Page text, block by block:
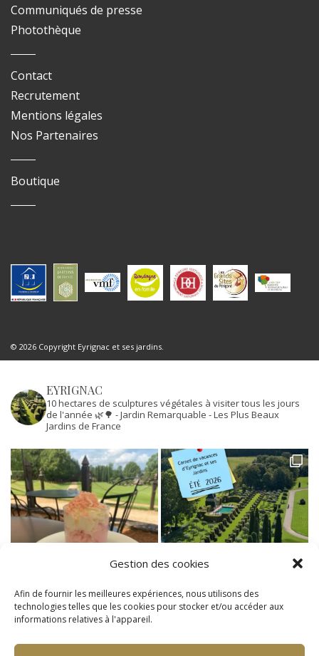
Gestion des cookies
Afin de fournir les meilleures expériences, nous utilisons des
technologies telles que les cookies pour stocker et/ou accéder aux
informations relatives à l'appareil.
Communiqués de presse
Photothèque
Contact
Recrutement
Mentions légales
Nos Partenaires
Boutique
© 2026 Copyright Eyrignac et ses jardins.
EYRIGNAC
10 hectares de sculptures végétales à visiter tous les jours
de l'année 🌿🌳 - Jardin Remarquable - Les Plus Beaux
Jardins de France